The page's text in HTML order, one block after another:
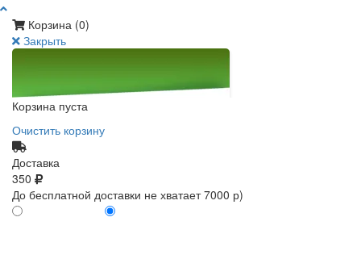
Корзина (0)
Закрыть
Корзина пуста
Очистить корзину
Доставка
350
До бесплатной доставки не хватает 7000 р)